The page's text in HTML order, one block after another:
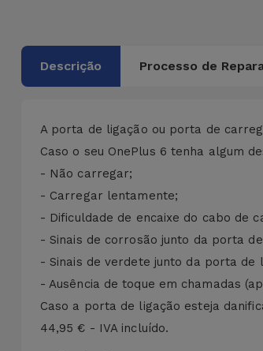
Tablet
Kids
Ver
tudo
Descrição Processo de
A porta de ligação ou porta de
Caso o seu OnePlus 6 tenha algum
- Não carregar;
- Carregar lentamente;
- Dificuldade de encaixe do cabo de
- Sinais de corrosão junto da porta
- Sinais de verdete junto da porta de
- Ausência de toque em chamadas
Caso a porta de ligação esteja
44,95 € - IVA incluído.